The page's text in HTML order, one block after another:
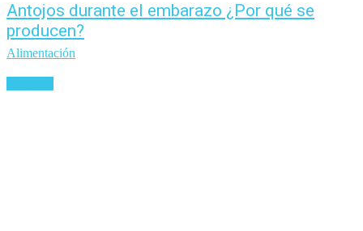
Antojos durante el embarazo ¿Por qué se
producen?
Alimentación